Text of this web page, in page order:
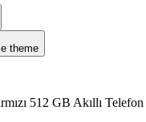
theme
512 GB Akıllı